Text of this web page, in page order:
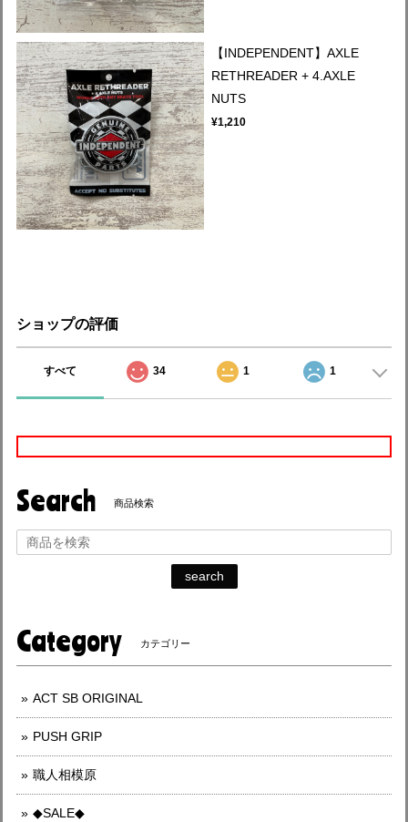
【INDEPENDENT】AXLE
RETHREADER + 4.AXLE
NUTS
¥1,210
ショップの評価
すべて 34 1 1
Search 商品検索
search
Category カテゴリー
ACT SB ORIGINAL
PUSH GRIP
職人相模原
◆SALE◆